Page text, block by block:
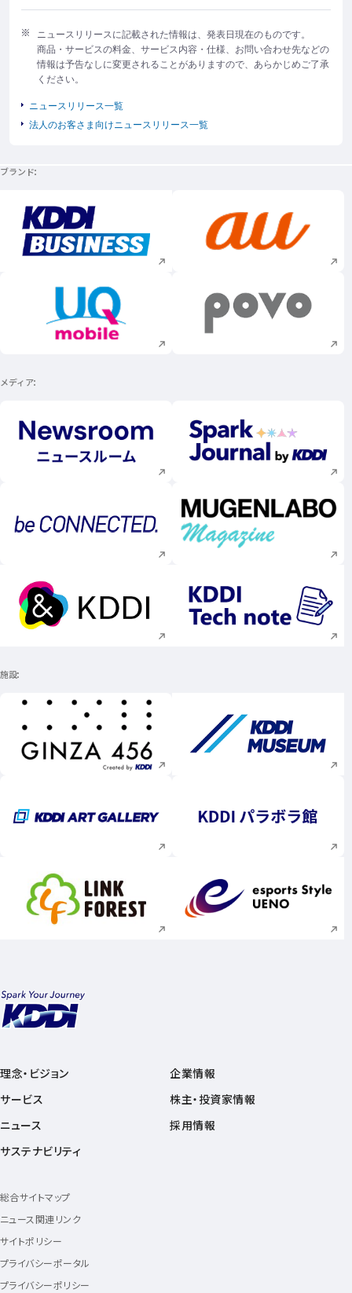
ニュースリリースに記載された情報は、発表日現在のものです。
商品・サービスの料金、サービス内容・仕様、お問い合わせ先などの
情報は予告なしに変更されることがありますので、あらかじめご了承
ください。
ニュースリリース一覧
法人のお客さま向けニュースリリース一覧
ブランド
新規ウィンドウで開く 新規ウィンドウで
新規ウィンドウで開く 新規ウィンドウで
メディア
新規ウィンドウで開く 新規ウィンドウで
新規ウィンドウで開く 新規ウィンドウで
新規ウィンドウで開く 新規ウィンドウで
施設
新規ウィンドウで開く 新規ウィンドウで
新規ウィンドウで開く 新規ウィンドウで
新規ウィンドウで開く 新規ウィンドウで
理念・ビジョン
サービス
ニュース
サステナビリティ
企業情報
株主・投資家情報
採用情報
総合サイトマップ
ニュース関連リンク
サイトポリシー
プライバシーポータル
プライバシーポリシー